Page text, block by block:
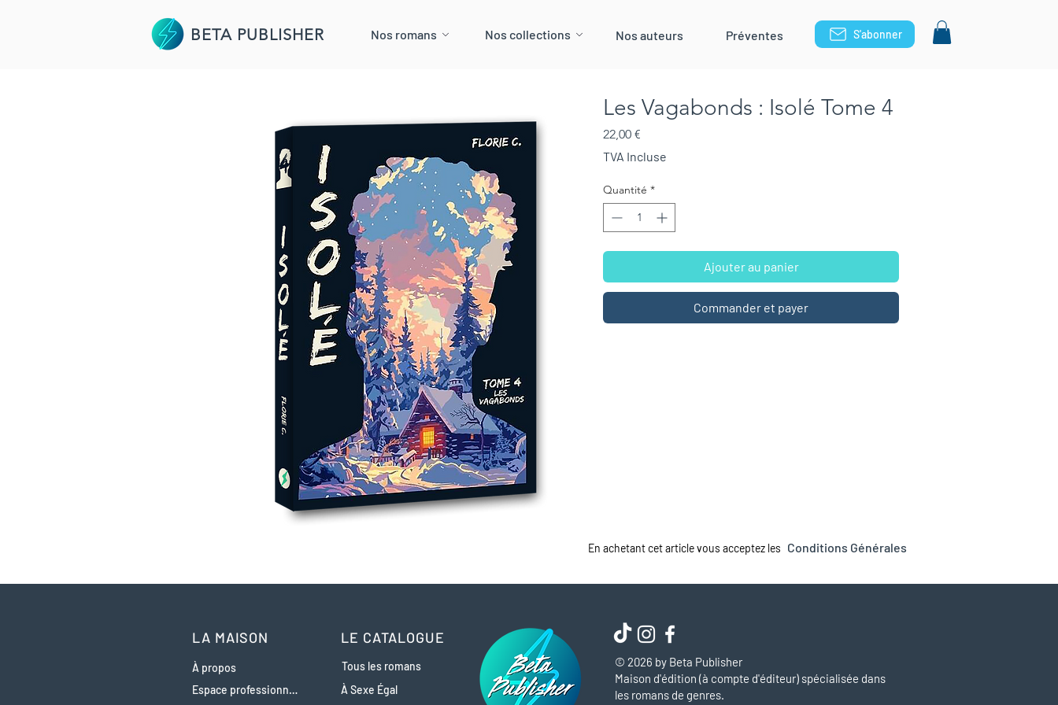
BETA PUBLISHER Nos romans Nos collections Nos auteurs Préventes S'abonner
Les Vagabonds : Isolé Tome 4
22,00 €
TVA Incluse
Quantité *
Ajouter au panier
Commander et payer
En achetant cet article vous acceptez les Conditions Générales
LA MAISON
À propos
© 2026 by Beta Publisher
Maison d'édition (à compte d'éditeur) spécialisée dans
les romans de genres.
Espace professionnels
LE CATALOGUE
Tous les romans
À Sexe Égal